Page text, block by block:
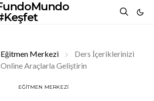
Eğitmen Merkezi
Ders İçeriklerinizi
Online Araçlarla Geliştirin
EĞITMEN MERKEZI